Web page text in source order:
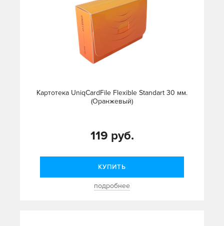
Картотека UniqCardFile Flexible Standart 30 мм.
(Оранжевый)
119 руб.
КУПИТЬ
подробнее